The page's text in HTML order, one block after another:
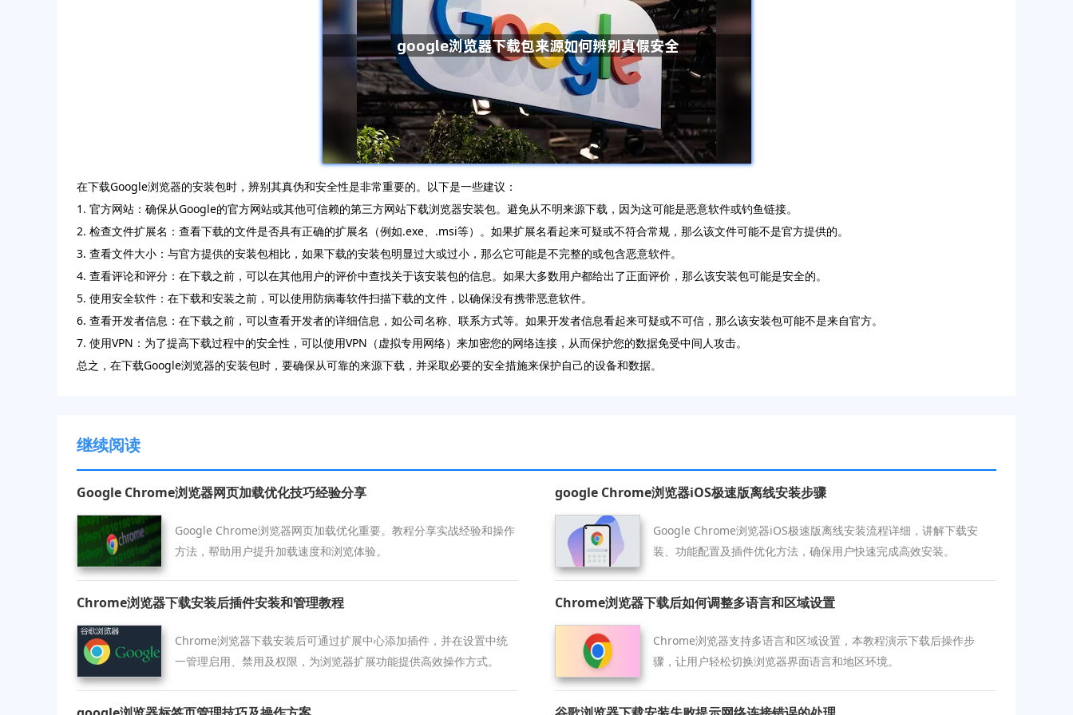
在下载Google浏览器的安装包时，辨别其真伪和安全性是非常重要的。以下是一些建议：
1. 官方网站：确保从Google的官方网站或其他可信赖的第三方网站下载浏览器安装包。避免从不明来源下载，因为这可能是恶意软件或钓鱼链接。
2. 检查文件扩展名：查看下载的文件是否具有正确的扩展名（例如.exe、.msi等）。如果扩展名看起来可疑或不符合常规，那么该文件可能不是官方提供的。
3. 查看文件大小：与官方提供的安装包相比，如果下载的安装包明显过大或过小，那么它可能是不完整的或包含恶意软件。
4. 查看评论和评分：在下载之前，可以在其他用户的评价中查找关于该安装包的信息。如果大多数用户都给出了正面评价，那么该安装包可能是安全的。
5. 使用安全软件：在下载和安装之前，可以使用防病毒软件扫描下载的文件，以确保没有携带恶意软件。
6. 查看开发者信息：在下载之前，可以查看开发者的详细信息，如公司名称、联系方式等。如果开发者信息看起来可疑或不可信，那么该安装包可能不是来自官方。
7. 使用VPN：为了提高下载过程中的安全性，可以使用VPN（虚拟专用网络）来加密您的网络连接，从而保护您的数据免受中间人攻击。
总之，在下载Google浏览器的安装包时，要确保从可靠的来源下载，并采取必要的安全措施来保护自己的设备和数据。
继续阅读
Google Chrome浏览器网页加载优化技巧经验分享
Google Chrome浏览器网页加载优化重要。教程分享实战经验和操作
方法，帮助用户提升加载速度和浏览体验。
google Chrome浏览器iOS极速版离线安装步骤
Google Chrome浏览器iOS极速版离线安装流程详细，讲解下载安
装、功能配置及插件优化方法，确保用户快速完成高效安装。
Chrome浏览器下载安装后插件安装和管理教程
Chrome浏览器下载安装后可通过扩展中心添加插件，并在设置中统
一管理启用、禁用及权限，为浏览器扩展功能提供高效操作方式。
Chrome浏览器下载后如何调整多语言和区域设置
Chrome浏览器支持多语言和区域设置，本教程演示下载后操作步
骤，让用户轻松切换浏览器界面语言和地区环境。